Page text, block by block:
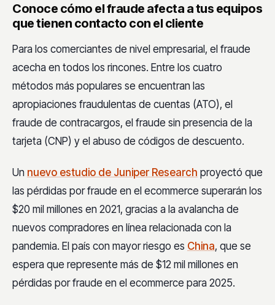
Conoce cómo el fraude afecta a tus equipos
que tienen contacto con el cliente
Para los comerciantes de nivel empresarial, el fraude
acecha en todos los rincones. Entre los cuatro
métodos más populares se encuentran las
apropiaciones fraudulentas de cuentas (ATO), el
fraude de contracargos, el fraude sin presencia de la
tarjeta (CNP) y el abuso de códigos de descuento.
Un nuevo estudio de Juniper Research proyectó que
las pérdidas por fraude en el ecommerce superarán los
$20 mil millones en 2021, gracias a la avalancha de
nuevos compradores en línea relacionada con la
pandemia. El país con mayor riesgo es China, que se
espera que represente más de $12 mil millones en
pérdidas por fraude en el ecommerce para 2025.